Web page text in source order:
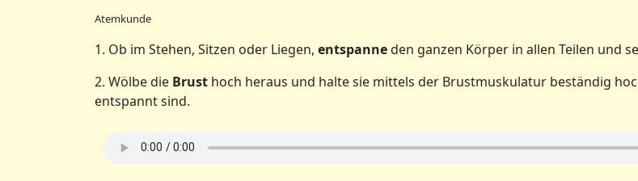
Atemkunde
1. Ob im Stehen, Sitzen oder Liegen, entspanneden ganzen Körper in allen Teilen und
2. Wölbe die Brust hoch heraus und halte sie mittels der Brustmuskulatur beständig
entspannt sind.